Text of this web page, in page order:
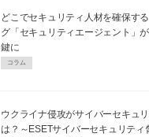
どこでセキュリティ人材を確保す
グ「セキュリティエージェント」
鍵に
コラム
ウクライナ侵攻がサイバーセキュ
は？～ESETサイバーセキュリテ